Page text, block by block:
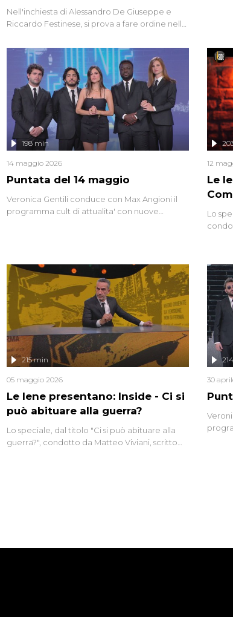
Nell'inchiesta di Alessandro De Giuseppe e
Riccardo Festinese, si prova a fare ordine nella
continuano a emergere attorno a una delle
vicende giudiziarie più discusse degli ultimi
anni. Lo speciale ricostruisce la vicenda
mettendo in fila testimonianze, errori, dettagli
controversi e i protagonisti di un'indagine che
sembra non avere fine.
Puntata del 14 maggio
198 min
14 maggio 2026
Veronica Gentili conduce con Max Angioni il
programma cult di attualita' con nuove
Le
12
Lo
e
Le Iene presentano: Inside - Ci si
può abituare alla guerra?
215 min
05 maggio 2026
Lo speciale, dal titolo "Ci si può abituare alla
guerra?", condotto da Matteo Viviani, scritto
30